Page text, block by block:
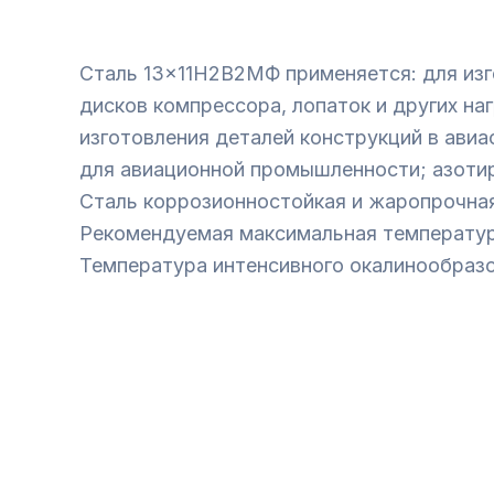
Сталь 13×11Н2В2МФ применяется: для
дисков компрессора, лопаток и других
изготовления деталей конструкций в
для авиационной промышленности;
Сталь коррозионностойкая и
Рекомендуемая максимальная
Температура интенсивного